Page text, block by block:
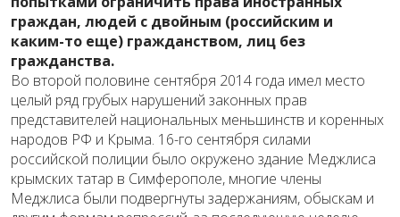
граждан, людей с двойным (российским и
каким-то еще) гражданством, лиц без
гражданства.
Во второй половине сентября 2014 года имел место
целый ряд грубых нарушений законных прав
представителей национальных меньшинств и коренных
народов РФ и Крыма. 16-го сентября силами
российской полиции было окружено здание Меджлиса
крымских татар в Симферополе, многие члены
Меджлиса были подвергнуты задержаниям, обыскам и